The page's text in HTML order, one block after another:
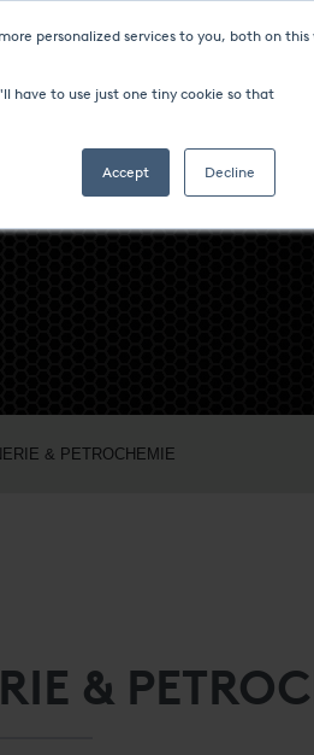
personalized services to you, both on this
have to use just one tiny cookie so that
Accept Decline
& PETROCHEMIE
&